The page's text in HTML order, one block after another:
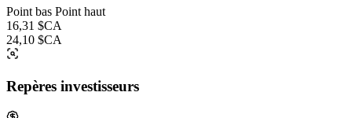
Point bas Point haut
16,31 $CA
24,10 $CA
Repères investisseurs